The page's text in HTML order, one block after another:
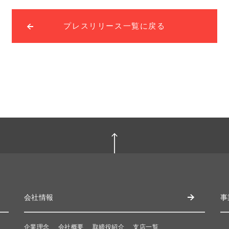
プレスリリース一覧に戻る
会社情報
企業理念 会社概要 取締役紹介 支店一覧